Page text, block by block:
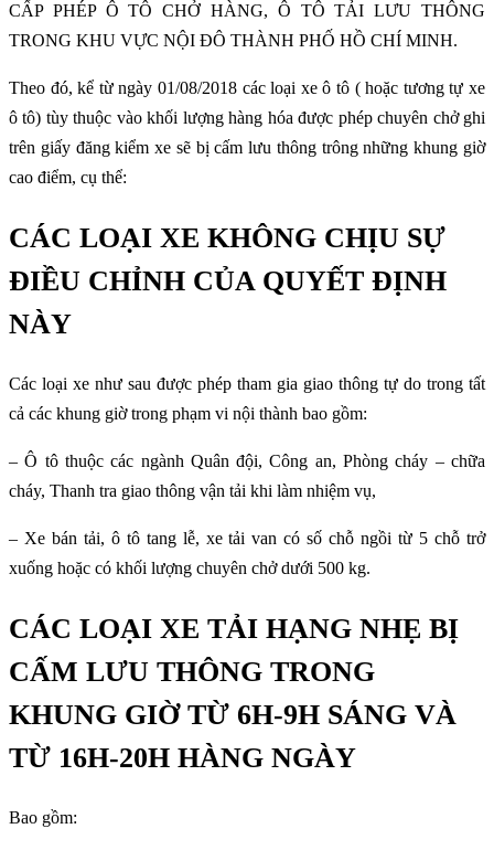
CẤP PHÉP Ô TÔ CHỞ HÀNG, Ô TÔ TẢI LƯU THÔNG
TRONG KHU VỰC NỘI ĐÔ THÀNH PHỐ HỒ CHÍ MINH.
Theo đó, kể từ ngày 01/08/2018 các loại xe ô tô ( hoặc tương tự xe
ô tô) tùy thuộc vào khối lượng hàng hóa được phép chuyên chở ghi
trên giấy đăng kiểm xe sẽ bị cấm lưu thông trông những khung giờ
cao điểm, cụ thể:
CÁC LOẠI XE KHÔNG CHỊU SỰ
ĐIỀU CHỈNH CỦA QUYẾT ĐỊNH
NÀY
Các loại xe như sau được phép tham gia giao thông tự do trong tất
cả các khung giờ trong phạm vi nội thành bao gồm:
– Ô tô thuộc các ngành Quân đội, Công an, Phòng cháy – chữa
cháy, Thanh tra giao thông vận tải khi làm nhiệm vụ,
– Xe bán tải, ô tô tang lễ, xe tải van có số chỗ ngồi từ 5 chỗ trở
xuống hoặc có khối lượng chuyên chở dưới 500 kg.
CÁC LOẠI XE TẢI HẠNG NHẸ BỊ
CẤM LƯU THÔNG TRONG
KHUNG GIỜ TỪ 6H-9H SÁNG VÀ
TỪ 16H-20H HÀNG NGÀY
Bao gồm: